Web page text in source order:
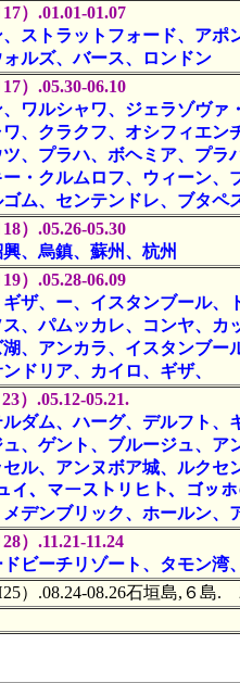
）.01.01-01.07
、ストラットフォード、アポ
ォルズ、バース、ロンドン
）.05.30-06.10
ワルシャワ、ジェラゾヴァ
、クラクフ、オシフィエン
、プラハ、ボヘミア、プラ
・クルムロフ、ウィーン、
ム、センテンドレ、ブタペ
）.05.26-05.30
興、烏鎮、蘇州、杭州
）.05.28-06.09
ザ、ー、イスタンブール、
、パムッカレ、コンヤ、カ
湖、アンカラ、イスタンブー
ドリア、カイロ、ギザ、
）.05.12-05.21.
ダム、ハーグ、デルフト、
、ゲント、ブルージュ、ア
ル、アンヌボア城、ルクセ
イ、マーストリヒト、ゴッ
メデンブリック、ホールン、
）.11.21-11.24
ビーチリゾート、タモン湾
）.08.24-08.26石垣島,６島.